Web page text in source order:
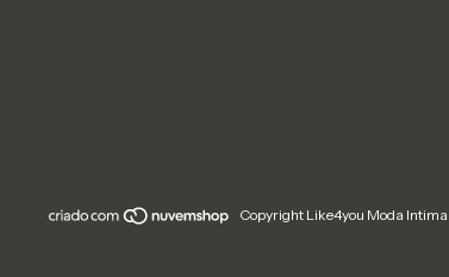
Copyright Like4you Moda